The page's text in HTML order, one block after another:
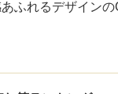
あふれるデザイン